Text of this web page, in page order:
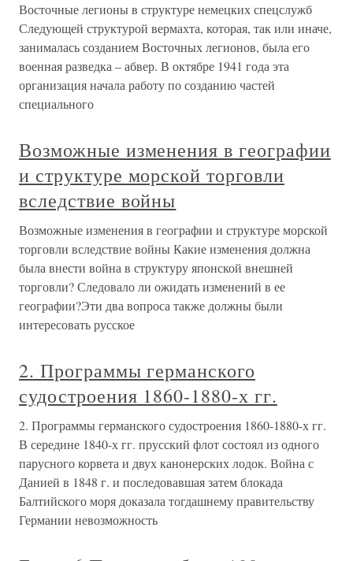
Восточные легионы в структуре немецких спецслужб
Следующей структурой вермахта, которая, так или иначе,
занималась созданием Восточных легионов, была его
военная разведка – абвер. В октябре 1941 года эта
организация начала работу по созданию частей
специального
Возможные изменения в географии
и структуре морской торговли
вследствие войны
Возможные изменения в географии и структуре морской
торговли вследствие войны Какие изменения должна
была внести война в структуру японской внешней
торговли? Следовало ли ожидать изменений в ее
географии?Эти два вопроса также должны были
интересовать русское
2. Программы германского
судостроения 1860-1880-х гг.
2. Программы германского судостроения 1860-1880-х гг.
В середине 1840-х гг. прусский флот состоял из одного
парусного корвета и двух канонерских лодок. Война с
Данией в 1848 г. и последовавшая затем блокада
Балтийского моря доказала тогдашнему правительству
Германии невозможность